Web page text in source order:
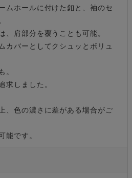
ムホールに付けた釦と、袖のセ
肩部分を覆うことも可能。
カバーとしてクシュッとボリュ
求しました。
、色の濃さに差がある場合がご
です。